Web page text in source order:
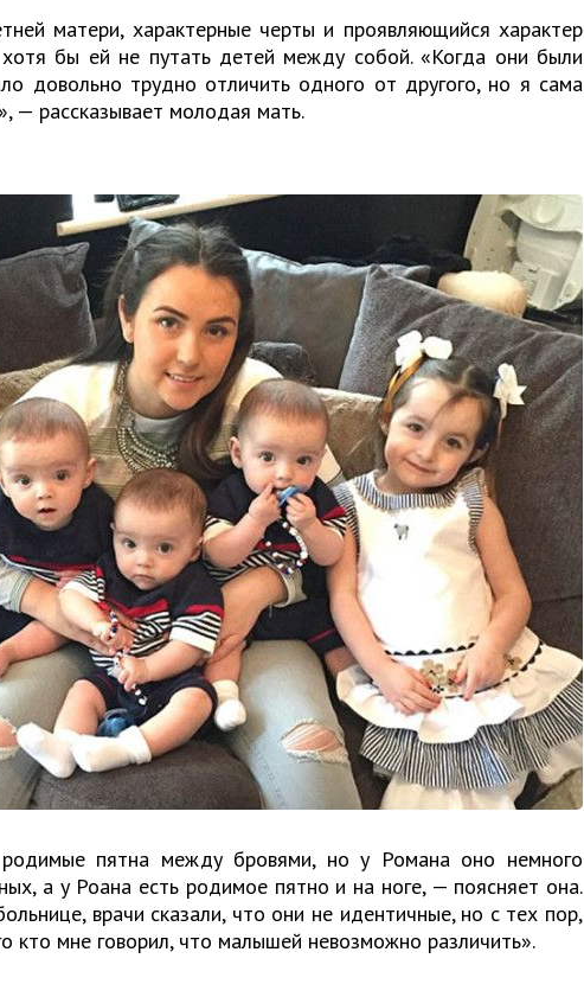
матери, характерные черты и проявляющийся характер
бы ей не путать детей между собой. «Когда они были
довольно трудно отличить одного от другого, но я сама
— рассказывает молодая мать.
пятна между бровями, но у Романа оно немного
а у Роана есть родимое пятно и на ноге, — поясняет она.
врачи сказали, что они не идентичные, но с тех пор,
кто мне говорил, что малышей невозможно различить».